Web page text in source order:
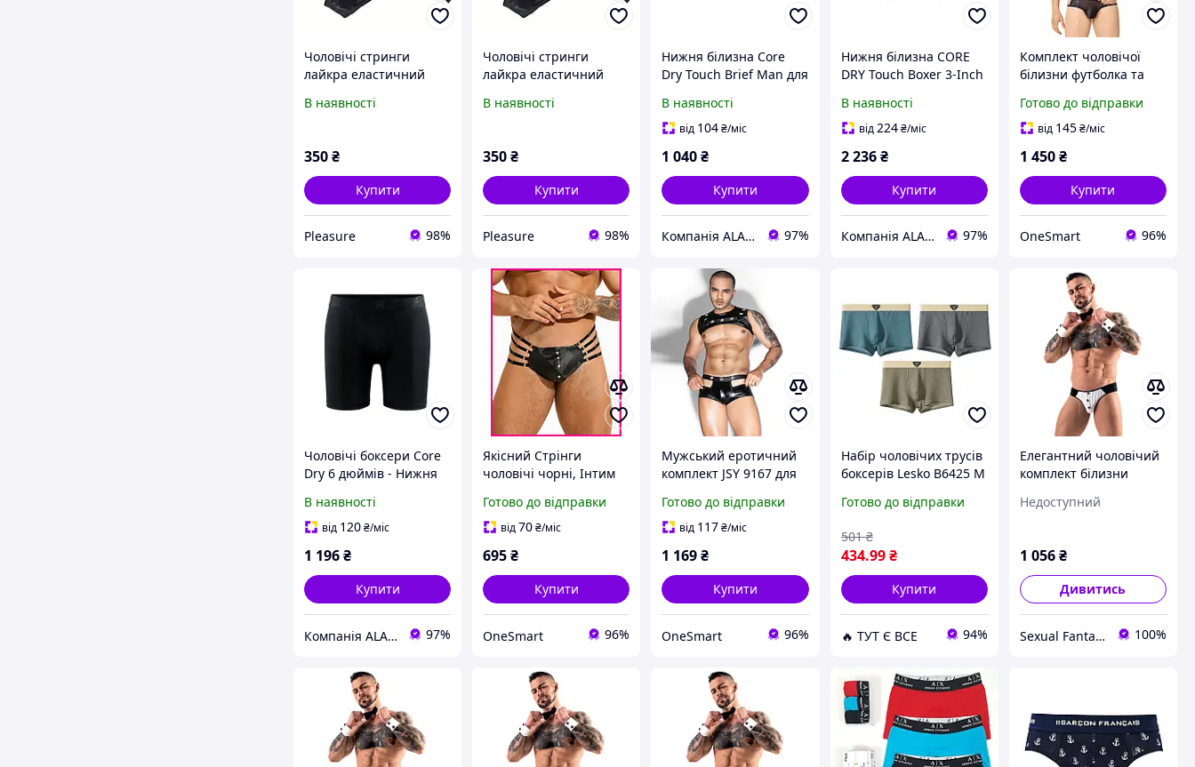
Чоловічі стринги
лайкра еластичний
В наявності
350₴
Купити
Pleasure 98%
Чоловічі стринги
лайкра еластичний
В наявності
350₴
Купити
Pleasure 98%
Нижня білизна Core
Dry Touch Brief Man для
весняно-літня колекція
В наявності
від 104₴/міс
1 040₴
Купити
Компанія ALANTUR 97%
Нижня білизна CORE
DRY Touch Boxer 3-Inch
осінь-зима 23, чорний
999000
В наявності
від224 ₴/міс
2 236 ₴
Купити
Компанія ALANTUR 97%
Комплект чоловічої
білизни футболка та
матеріалу для
сексуального образу
Готово до відправки
від 145₴/міс
1 450₴
Купити
OneSmart 96%
Чоловічі боксери Core
Dry 6 дюймів - Нижня
колір 999000
В наявності
від 120₴/міс
1 196₴
Купити
Компанія ALANTUR 97%
Якісний Стрінги
чоловічі чорні, Інтим
регулюючими гумками
для романтичного
найкраще
Готово до відправки
від70₴/міс
695₴
Купити
OneSmart 96%
Мужський еротичний
комплект JSY 9167 для
романтичних зустрічей
універсальний розмір
Готово до відправки
від 117₴/міс
1 169₴
Купити
OneSmart 96%
Набір чоловічих трусів
боксерів Lesko B6425 M
(14002-95476) D15-2026
Готово до відправки
434.99 ₴
501 ₴
Купити
🔥 ТУТ Є ВСЕ 94%
Елегантний чоловічий
комплект білизни
Sexual Fantasy
Недоступний
1 056₴
Дивитись
Sexual Fantasy 100%